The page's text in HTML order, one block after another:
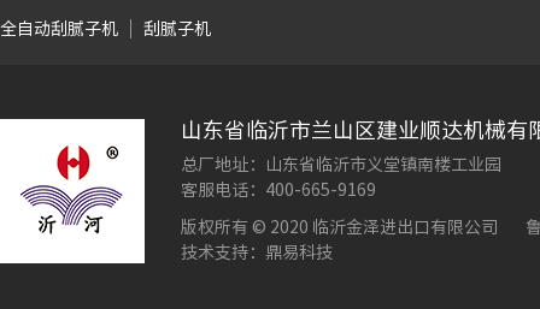
全自动刮腻子机 刮腻子机
山东省临沂市兰山区建业顺达机械有
总厂地址：山东省临沂市义堂镇南楼工业园
客服电话：400-665-9169
版权所有 © 2020 临沂金泽进出口有限公司
技术支持：鼎易科技